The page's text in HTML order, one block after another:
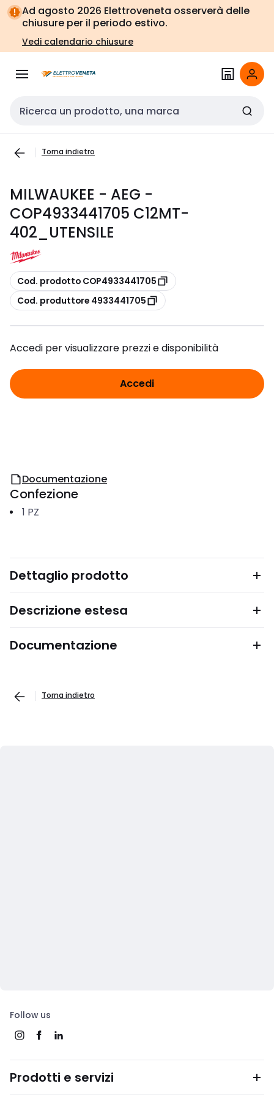
Vai alla
navigazione
Vai
alla
pagina
Ad agosto 2026 Elettroveneta osserverà delle
chiusure per il periodo estivo.
Vedi calendario chiusure
Cerca input
Torna indietro
MILWAUKEE - AEG -
COP4933441705 C12MT-
402_UTENSILE
copia
Cod. prodotto COP4933441705
copia
Cod. produttore 4933441705
Accedi per visualizzare prezzi e disponibilità
Accedi
Documentazione
Confezione
1 PZ
Dettaglio prodotto
Descrizione estesa
Documentazione
Torna indietro
Follow us
Prodotti e servizi